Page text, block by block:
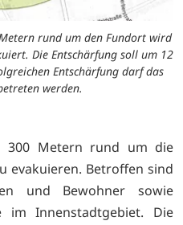
rund um den Fundort wird
Die Entschärfung soll um 12
Entschärfung darf das
werden.
300 Metern rund um die
evakuieren. Betroffen sind
und Bewohner sowie
im Innenstadtgebiet. Die